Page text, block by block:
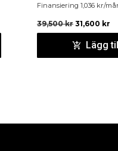
Finansiering 1,036 kr/
39,500kr 31,600 kr
Lägg